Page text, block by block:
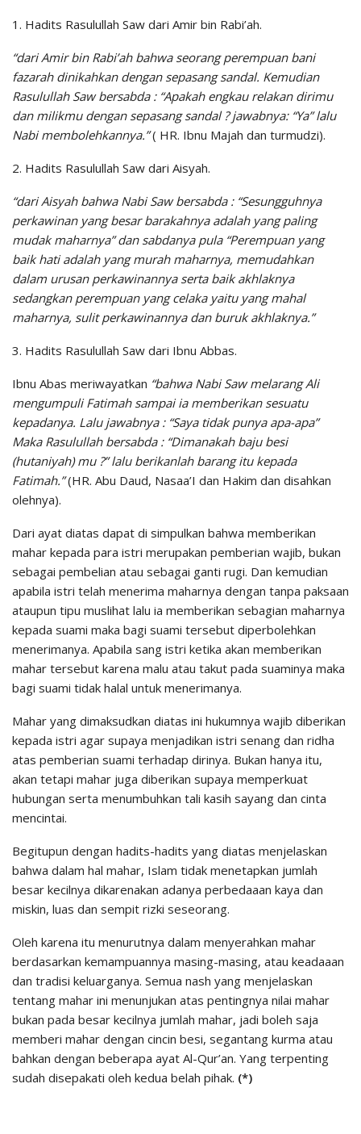
1. Hadits Rasulullah Saw dari Amir bin Rabi’ah.
“dari Amir bin Rabi’ah bahwa seorang perempuan bani
fazarah dinikahkan dengan sepasang sandal. Kemudian
Rasulullah Saw bersabda : “Apakah engkau relakan dirimu
dan milikmu dengan sepasang sandal ? jawabnya: “Ya” lalu
Nabi membolehkannya.”( HR. Ibnu Majah dan turmudzi).
2. Hadits Rasulullah Saw dari Aisyah.
“dari Aisyah bahwa Nabi Saw bersabda : “Sesungguhnya
perkawinan yang besar barakahnya adalah yang paling
mudak maharnya” dan sabdanya pula “Perempuan yang
baik hati adalah yang murah maharnya, memudahkan
dalam urusan perkawinannya serta baik akhlaknya
sedangkan perempuan yang celaka yaitu yang mahal
maharnya, sulit perkawinannya dan buruk akhlaknya.”
3. Hadits Rasulullah Saw dari Ibnu Abbas.
Ibnu Abas meriwayatkan “bahwa Nabi Saw melarang Ali
mengumpuli Fatimah sampai ia memberikan sesuatu
kepadanya. Lalu jawabnya : “Saya tidak punya apa-apa”
Maka Rasulullah bersabda : “Dimanakah baju besi
(hutaniyah) mu ?” lalu berikanlah barang itu kepada
Fatimah.”(HR. Abu Daud, Nasaa’I dan Hakim dan disahkan
olehnya).
Dari ayat diatas dapat di simpulkan bahwa memberikan
mahar kepada para istri merupakan pemberian wajib, bukan
sebagai pembelian atau sebagai ganti rugi. Dan kemudian
apabila istri telah menerima maharnya dengan tanpa paksaan
ataupun tipu muslihat lalu ia memberikan sebagian maharnya
kepada suami maka bagi suami tersebut diperbolehkan
menerimanya. Apabila sang istri ketika akan memberikan
mahar tersebut karena malu atau takut pada suaminya maka
bagi suami tidak halal untuk menerimanya.
Mahar yang dimaksudkan diatas ini hukumnya wajib diberikan
kepada istri agar supaya menjadikan istri senang dan ridha
atas pemberian suami terhadap dirinya. Bukan hanya itu,
akan tetapi mahar juga diberikan supaya memperkuat
hubungan serta menumbuhkan tali kasih sayang dan cinta
mencintai.
Begitupun dengan hadits-hadits yang diatas menjelaskan
bahwa dalam hal mahar, Islam tidak menetapkan jumlah
besar kecilnya dikarenakan adanya perbedaaan kaya dan
miskin, luas dan sempit rizki seseorang.
Oleh karena itu menurutnya dalam menyerahkan mahar
berdasarkan kemampuannya masing-masing, atau keadaaan
dan tradisi keluarganya. Semua nash yang menjelaskan
tentang mahar ini menunjukan atas pentingnya nilai mahar
bukan pada besar kecilnya jumlah mahar, jadi boleh saja
memberi mahar dengan cincin besi, segantang kurma atau
bahkan dengan beberapa ayat Al-Qur’an. Yang terpenting
sudah disepakati oleh kedua belah pihak. (*)